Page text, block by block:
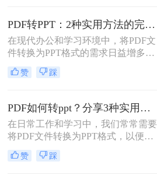
和动态展示效果。那么pdf转ppt怎么
操作呢？本文将介绍五种将PDF转换
为PPT的方法，帮助您轻松完成这一
任务。
PDF转PPT：2种实用方法的完整操作流程和格式保留对比！
在现代办公和学习环境中，将PDF文
件转换为PPT格式的需求日益增多。
无论是为了更方便地编辑内容，还是
为了在演示文稿中更好地展示信息，
能。那么如何把PDF转换成PPT呢？
本文将介绍两种高效的PDF转PPT方
法，帮助您根据自己的需求选择最合
适的方式。
赞 踩
PDF如何转ppt？分享3种实用的压缩方法！
在日常工作和学习中，我们常常需要
将PDF文件转换为PPT格式，以便进
行演示或进一步编辑。PDF文件以其
固定格式和跨平台的优势而广受欢
赞 踩